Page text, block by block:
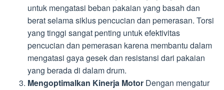
untuk mengatasi beban pakaian yang basah dan
berat selama siklus pencucian dan pemerasan. Torsi
yang tinggi sangat penting untuk efektivitas
pencucian dan pemerasan karena membantu dalam
mengatasi gaya gesek dan resistansi dari pakaian
yang berada di dalam drum.
Mengoptimalkan Kinerja Motor Dengan mengatur